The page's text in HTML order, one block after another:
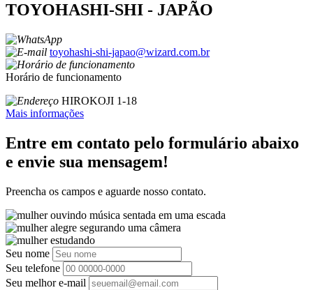
TOYOHASHI-SHI - JAPÃO
toyohashi-shi-japao@wizard.com.br
Horário de funcionamento
HIROKOJI 1-18
Mais informações
Entre em contato pelo formulário abaixo
e envie sua mensagem!
Preencha os campos e aguarde nosso contato.
Seu nome
Seu telefone
Seu melhor e-mail